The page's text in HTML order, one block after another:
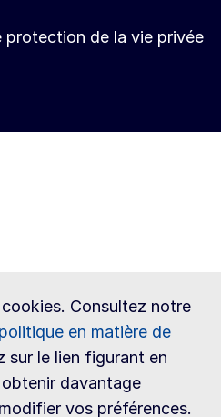
Consultez notre
en matière de
sur le lien figurant en
davantage
vos préférences.
protection de la vie privée